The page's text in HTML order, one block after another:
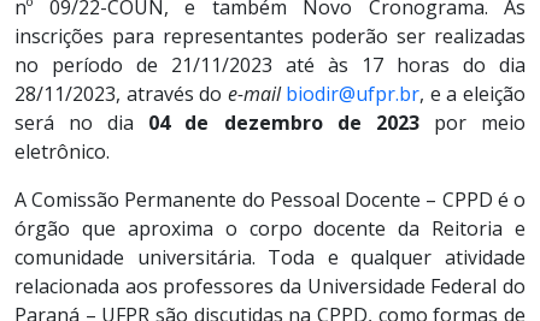
nº 09/22-COUN, e também Novo Cronograma. As
inscrições para representantes poderão ser realizadas
no período de 21/11/2023 até às 17 horas do dia
28/11/2023, através do e-mail biodir@ufpr.br, e a eleição
será no dia 04 de dezembro de 2023por meio
eletrônico.
A Comissão Permanente do Pessoal Docente – CPPD é o
órgão que aproxima o corpo docente da Reitoria e
comunidade universitária. Toda e qualquer atividade
relacionada aos professores da Universidade Federal do
Paraná – UFPR são discutidas na CPPD, como formas de